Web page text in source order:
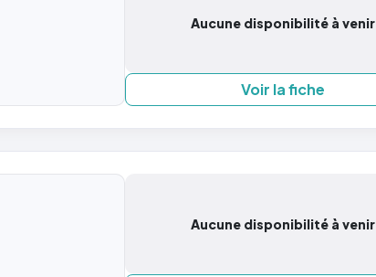
Aucune disponibilité à venir
Voir la fiche
Aucune disponibilité à venir